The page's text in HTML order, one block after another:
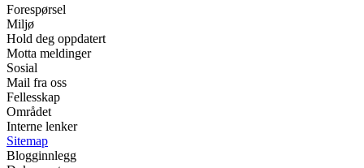
Forespørsel
Miljø
Hold deg oppdatert
Motta meldinger
Sosial
Mail fra oss
Fellesskap
Området
Interne lenker
Sitemap
Blogginnlegg